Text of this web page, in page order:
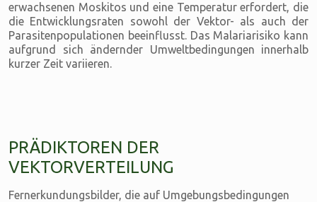
erwachsenen Moskitos und eine Temperatur erfordert, die
die Entwicklungsraten sowohl der Vektor- als auch der
Parasitenpopulationen beeinflusst. Das Malariarisiko kann
aufgrund sich ändernder Umweltbedingungen innerhalb
kurzer Zeit variieren.
PRÄDIKTOREN DER
VEKTORVERTEILUNG
Fernerkundungsbilder, die auf Umgebungsbedingungen